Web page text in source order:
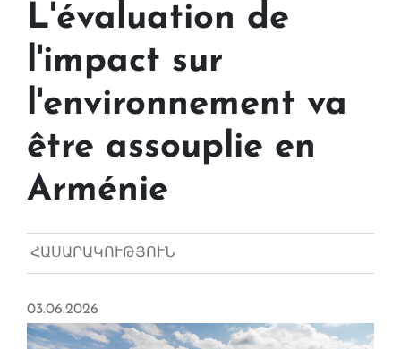
L'évaluation de
l'impact sur
l'environnement va
être assouplie en
Arménie
ՀԱՍԱՐԱԿՈՒԹՅՈՒՆ
03.06.2026